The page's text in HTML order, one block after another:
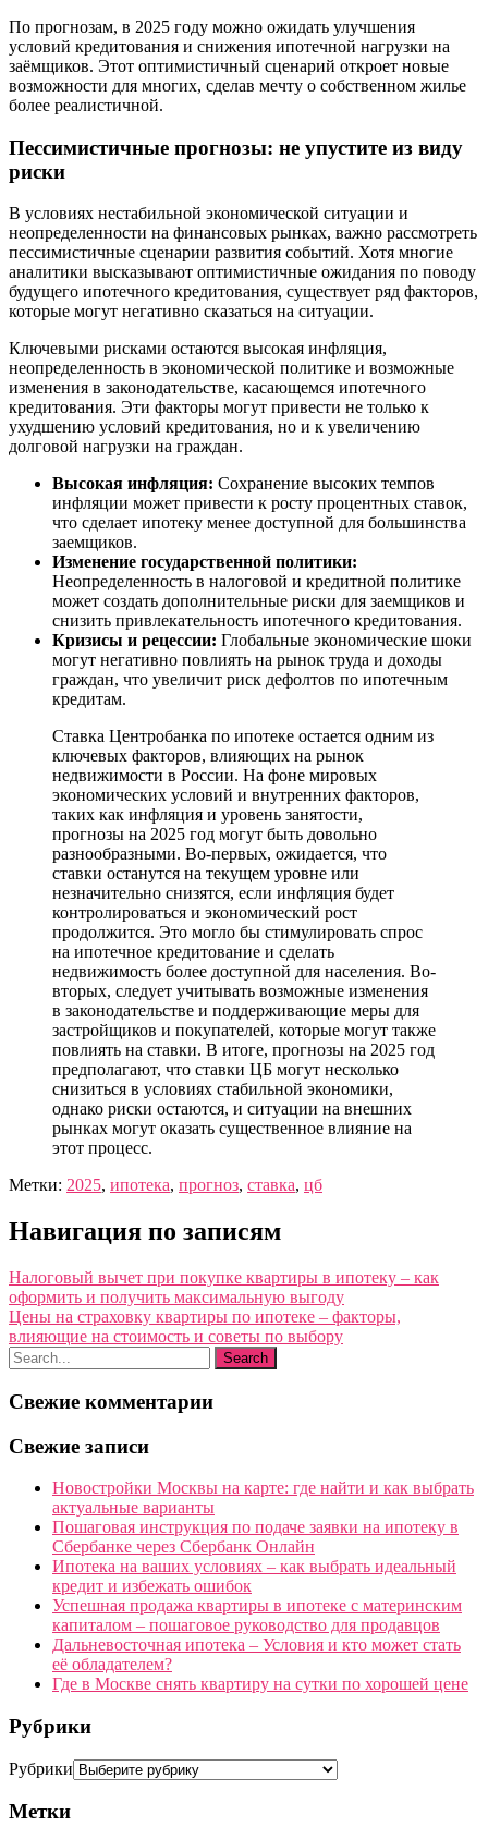
По прогнозам, в 2025 году можно ожидать улучшения
условий кредитования и снижения ипотечной нагрузки на
заёмщиков. Этот оптимистичный сценарий откроет новые
возможности для многих, сделав мечту о собственном жилье
более реалистичной.
Пессимистичные прогнозы: не упустите из виду
риски
В условиях нестабильной экономической ситуации и
неопределенности на финансовых рынках, важно рассмотреть
пессимистичные сценарии развития событий. Хотя многие
аналитики высказывают оптимистичные ожидания по поводу
будущего ипотечного кредитования, существует ряд факторов,
которые могут негативно сказаться на ситуации.
Ключевыми рисками остаются высокая инфляция,
неопределенность в экономической политике и возможные
изменения в законодательстве, касающемся ипотечного
кредитования. Эти факторы могут привести не только к
ухудшению условий кредитования, но и к увеличению
долговой нагрузки на граждан.
Высокая инфляция: Сохранение высоких темпов
инфляции может привести к росту процентных ставок,
что сделает ипотеку менее доступной для большинства
заемщиков.
Изменение государственной политики:
Неопределенность в налоговой и кредитной политике
может создать дополнительные риски для заемщиков и
снизить привлекательность ипотечного кредитования.
Кризисы и рецессии: Глобальные экономические шоки
могут негативно повлиять на рынок труда и доходы
граждан, что увеличит риск дефолтов по ипотечным
кредитам.
Ставка Центробанка по ипотеке остается одним из
ключевых факторов, влияющих на рынок
недвижимости в России. На фоне мировых
экономических условий и внутренних факторов,
таких как инфляция и уровень занятости,
прогнозы на 2025 год могут быть довольно
разнообразными. Во-первых, ожидается, что
ставки останутся на текущем уровне или
незначительно снизятся, если инфляция будет
контролироваться и экономический рост
продолжится. Это могло бы стимулировать спрос
на ипотечное кредитование и сделать
недвижимость более доступной для населения. Во-
вторых, следует учитывать возможные изменения
в законодательстве и поддерживающие меры для
застройщиков и покупателей, которые могут также
повлиять на ставки. В итоге, прогнозы на 2025 год
предполагают, что ставки ЦБ могут несколько
снизиться в условиях стабильной экономики,
однако риски остаются, и ситуации на внешних
рынках могут оказать существенное влияние на
этот процесс.
Метки: 2025, ипотека, прогноз, ставка, цб
Навигация по записям
Налоговый вычет при покупке квартиры в ипотеку – как
оформить и получить максимальную выгоду
Цены на страховку квартиры по ипотеке – факторы,
влияющие на стоимость и советы по выбору
Свежие комментарии
Свежие записи
Новостройки Москвы на карте: где найти и как выбрать
актуальные варианты
Пошаговая инструкция по подаче заявки на ипотеку в
Сбербанке через Сбербанк Онлайн
Ипотека на ваших условиях – как выбрать идеальный
кредит и избежать ошибок
Успешная продажа квартиры в ипотеке с материнским
капиталом – пошаговое руководство для продавцов
Дальневосточная ипотека – Условия и кто может стать
её обладателем?
Где в Москве снять квартиру на сутки по хорошей цене
Рубрики
Рубрики
Метки